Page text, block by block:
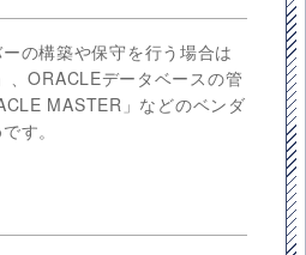
の構築や保守を行う場合は
、ORACLEデータベースの管
MASTER」などのベンダ
す。